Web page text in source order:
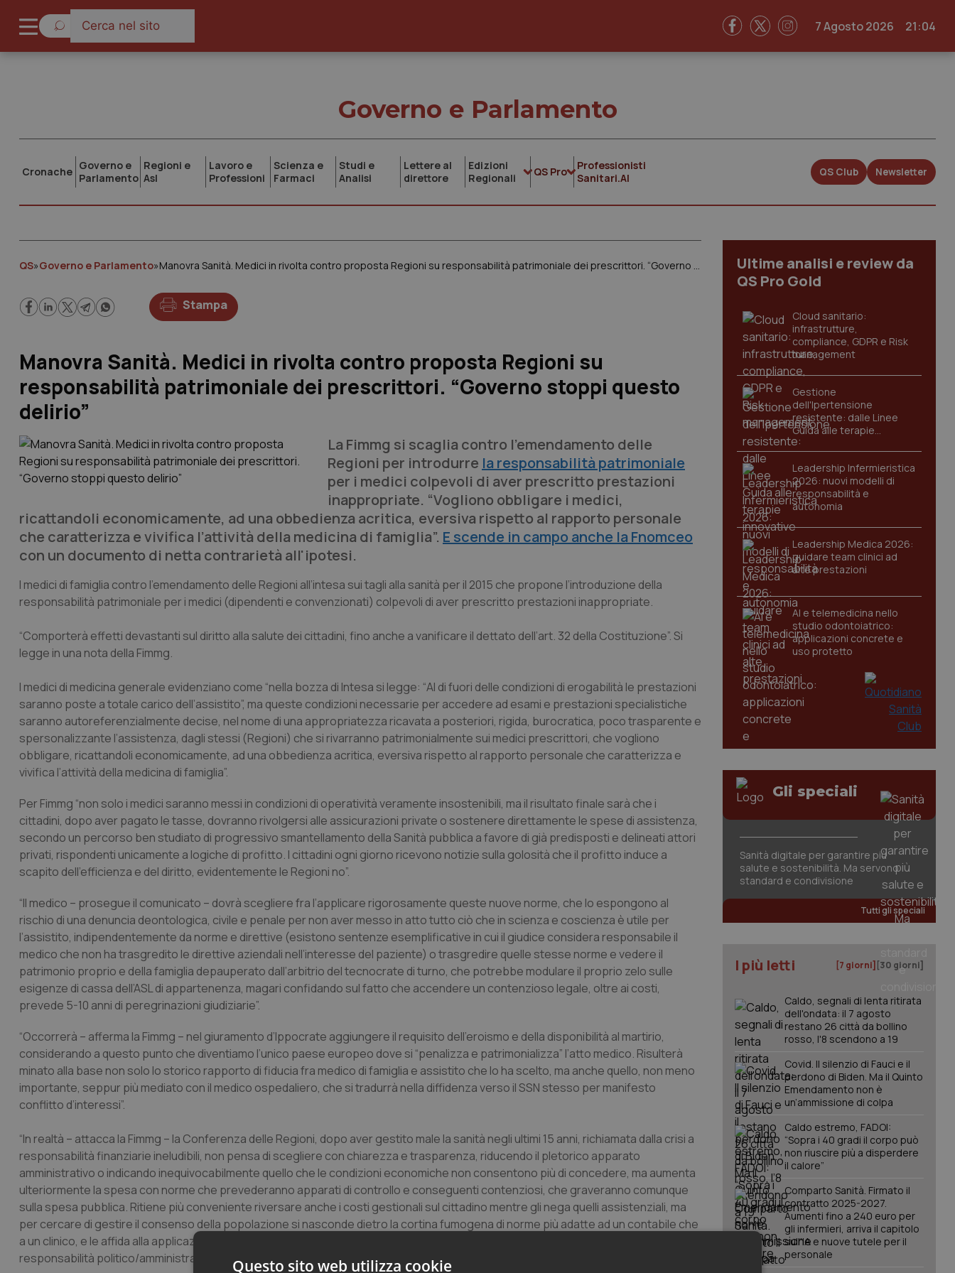
7 Agosto 2026 21:04
Governo e Parlamento
Cronache Governo e
Parlamento
Regioni e
Asl
Lavoro e
Professioni
Scienza e
Farmaci
Studi e
Analisi
Lettere al
direttore
Edizioni
Regionali
QS Pro
Professionisti
Sanitari.AI
QS Club Newsletter
QS»Governo e Parlamento» Manovra Sanità. Medici in rivolta contro proposta Regioni su responsabilità patrimoniale dei prescrittori. “Governo stoppi questo delirio”
Stampa
Manovra Sanità. Medici in rivolta contro proposta Regioni su
responsabilità patrimoniale dei prescrittori. “Governo stoppi questo
delirio”
La Fimmg si scaglia contro l’emendamento delle
Regioni per introdurre la responsabilità patrimoniale
per i medici colpevoli di aver prescritto prestazioni
inappropriate. “Vogliono obbligare i medici,
ricattandoli economicamente, ad una obbedienza acritica, eversiva rispetto al rapporto personale
che caratterizza e vivifica l’attività della medicina di famiglia”. E scende in campo anche la Fnomceo
con un documento di netta contrarietà all'ipotesi.
I medici di famiglia contro l’emendamento delle Regioni all’intesa sui tagli alla sanità per il 2015 che propone l’introduzione della
responsabilità patrimoniale per i medici (dipendenti e convenzionati) colpevoli di aver prescritto prestazioni inappropriate.
“Comporterà effetti devastanti sul diritto alla salute dei cittadini, fino anche a vanificare il dettato dell’art. 32 della Costituzione”. Si
legge in una nota della Fimmg.
I medici di medicina generale evidenziano come “nella bozza di Intesa si legge: “Al di fuori delle condizioni di erogabilità le prestazioni
saranno poste a totale carico dell’assistito”, ma queste condizioni necessarie per accedere ad esami e prestazioni specialistiche
saranno autoreferenzialmente decise, nel nome di una appropriatezza ricavata a posteriori, rigida, burocratica, poco trasparente e
spersonalizzante l’assistenza, dagli stessi (Regioni) che si rivarranno patrimonialmente sui medici prescrittori, che vogliono
obbligare, ricattandoli economicamente, ad una obbedienza acritica, eversiva rispetto al rapporto personale che caratterizza e
vivifica l’attività della medicina di famiglia”.
Per Fimmg “non solo i medici saranno messi in condizioni di operatività veramente insostenibili, ma il risultato finale sarà che i
cittadini, dopo aver pagato le tasse, dovranno rivolgersi alle assicurazioni private o sostenere direttamente le spese di assistenza,
secondo un percorso ben studiato di progressivo smantellamento della Sanità pubblica a favore di già predisposti e delineati attori
privati, rispondenti unicamente a logiche di profitto. I cittadini ogni giorno ricevono notizie sulla golosità che il profitto induce a
scapito dell’efficienza e del diritto, evidentemente le Regioni no”.
“Il medico – prosegue il comunicato – dovrà scegliere fra l’applicare rigorosamente queste nuove norme, che lo espongono al
rischio di una denuncia deontologica, civile e penale per non aver messo in atto tutto ciò che in scienza e coscienza è utile per
l’assistito, indipendentemente da norme e direttive (esistono sentenze esemplificative in cui il giudice considera responsabile il
medico che non ha trasgredito le direttive aziendali nell’interesse del paziente) o trasgredire quelle stesse norme e vedere il
patrimonio proprio e della famiglia depauperato dall’arbitrio del tecnocrate di turno, che potrebbe modulare il proprio zelo sulle
esigenze di cassa dell’ASL di appartenenza, magari confidando sul fatto che accendere un contenzioso legale, oltre ai costi,
prevede 5-10 anni di peregrinazioni giudiziarie”.
“Occorrerà – afferma la Fimmg – nel giuramento d’Ippocrate aggiungere il requisito dell’eroismo e della disponibilità al martirio,
considerando a questo punto che diventiamo l’unico paese europeo dove si “penalizza e patrimonializza” l’atto medico. Risulterà
minato alla base non solo lo storico rapporto di fiducia fra medico di famiglia e assistito che lo ha scelto, ma anche quello, non meno
importante, seppur più mediato con il medico ospedaliero, che si tradurrà nella diffidenza verso il SSN stesso per manifesto
conflitto d’interessi”.
“In realtà – attacca la Fimmg – la Conferenza delle Regioni, dopo aver gestito male la sanità negli ultimi 15 anni, richiamata dalla crisi a
responsabilità finanziarie ineludibili, non pensa di scegliere con chiarezza e trasparenza, riducendo il pletorico apparato
amministrativo o indicando inequivocabilmente quello che le condizioni economiche non consentono più di concedere, ma aumenta
ulteriormente la spesa con norme che prevederanno apparati di controllo e conseguenti contenziosi, che graveranno comunque
sulla spesa pubblica. Ritiene più conveniente riversare anche i costi gestionali sul cittadino mentre gli nega quelli assistenziali, ma
per cercare di gestire il consenso della popolazione si nasconde dietro la cortina fumogena di norme più adatte ad un contabile che
a un clinico, e le affida alla applicazione di capri sacrificali già selezionati, i medici, per precostituire una via di fuga dalle
responsabilità politico/amministrative”.
Ultime analisi e review da
QS Pro Gold
Cloud sanitario:
infrastrutture,
compliance, GDPR e Risk
management
Gestione
dell'Ipertensione
resistente: dalle Linee
Guida alle terapie
innovative
Leadership Infermieristica
2026: nuovi modelli di
responsabilità e
autonomia
Leadership Medica 2026:
guidare team clinici ad
alte prestazioni
AI e telemedicina nello
studio odontoiatrico:
applicazioni concrete e
uso protetto
Gli speciali
Sanità digitale per garantire più
salute e sostenibilità. Ma servono
standard e condivisione
Tutti gli speciali
I più letti [7 giorni] [30 giorni]
Caldo, segnali di lenta ritirata
dell'ondata: il 7 agosto
restano 26 città da bollino
rosso, l'8 scendono a 19
Covid. Il silenzio di Fauci e il
perdono di Biden. Ma il Quinto
Emendamento non è
un’ammissione di colpa
Caldo estremo, FADOI:
“Sopra i 40 gradi il corpo può
non riuscire più a disperdere
il calore”
Comparto Sanità. Firmato il
contratto 2025-2027.
Aumenti fino a 240 euro per
gli infermieri, arriva il capitolo
sull'IA e nuove tutele per il
personale
Questo sito web utilizza cookie